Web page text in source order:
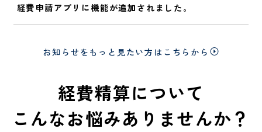
経費申請アプリに機能が追加されました。
お知らせをもっと見たい方はこちらから
経費精算について
こんなお悩みありませんか？